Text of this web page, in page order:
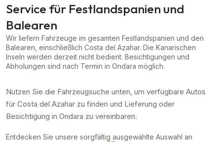
Service für Festlandspanien und
Balearen
Wir liefern Fahrzeuge im gesamten Festlandspanien und den
Balearen, einschließlich Costa del Azahar. Die Kanarischen
Inseln werden derzeit nicht bedient. Besichtigungen und
Abholungen sind nach Termin in Ondara möglich.
Nutzen Sie die Fahrzeugsuche unten, um verfügbare Autos
für Costa del Azahar zu finden und Lieferung oder
Besichtigung in Ondara zu vereinbaren.
Entdecken Sie unsere sorgfältig ausgewählte Auswahl an